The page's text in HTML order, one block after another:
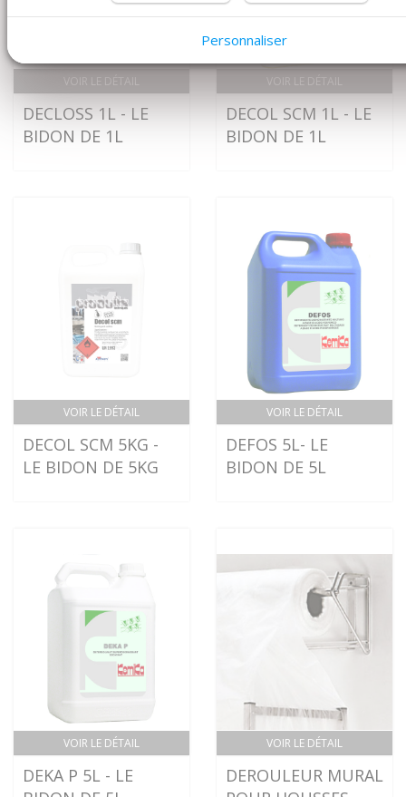
VOIR LE DÉTAIL
DECLOSS 1L - LE
BIDON DE 1L
VOIR LE DÉTAIL
DECOL SCM 1L - LE
BIDON DE 1L
VOIR LE DÉTAIL
DECOL SCM 5KG -
LE BIDON DE 5KG
VOIR LE DÉTAIL
DEFOS 5L- LE
BIDON DE 5L
VOIR LE DÉTAIL
DEKA P 5L - LE
VOIR LE DÉTAIL
DEROULEUR MURAL
Personnaliser